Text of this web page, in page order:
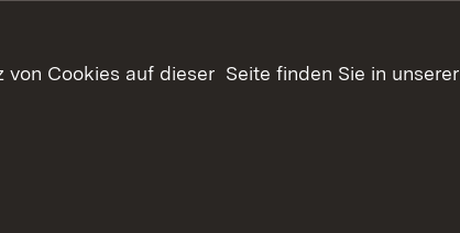
Cookies auf dieser Seite finden Sie in unserer